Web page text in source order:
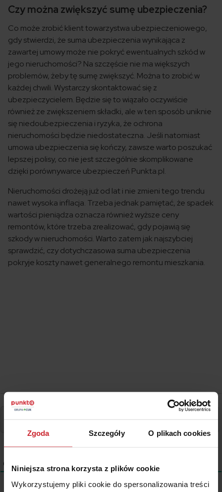
Zgoda Szczegóły O plikach cookies
Niniejsza strona korzysta z plików cookie
Wykorzystujemy pliki cookie do spersonalizowania treści
Czy można zwiększyć sumę ubezpieczenia?
Co może zrobić klient towarzystwa ubezpieczeniowego,
gdy stwierdzi, że suma ubezpieczenia wynikająca z
zawartej umowy może nie pokryć ewentualnych szkód w
jego nieruchomości? Na szczęście nie ma większych
problemów, żeby tę sumę zwiększyć. Można to zrobić w
każdej chwili. Wystarczy skontaktować się z
ubezpieczycielem. Będzie się to wiązało oczywiście
również ze zwiększeniem składki, ale w ten sposób uniknie
się niedoubezpieczenia i ryzyka, że ochrona
nieruchomości będzie niedostateczna. Jeśli natomiast
umowa ubezpieczenia się kończy, zawsze warto poszukać
lepszej polisy, co nie jest szczególnie skomplikowane
dzięki porównywarce ubezpieczeń Punkta.pl.
Nieruchomości drożeją już od lat i nie zmieni tego trendu
nawet wysoka inflacja. Trzeba jednak pamiętać, że spadek
wartości pieniądza oznacza również wyższe ceny
remontów, które trzeba zrealizować, gdy pojawią się
szkody w nieruchomości. Warto zatem jak najszybciej
sprawdzić, czy dotychczasowa suma ubezpieczenia
pokryje koszty nawet generalnego remontu mieszkania.
0 KOMENTARZE